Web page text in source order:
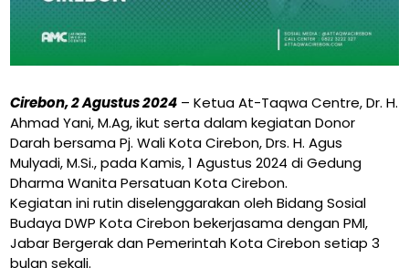
Cirebon, 2 Agustus 2024 – Ketua At-Taqwa Centre, Dr. H.
Ahmad Yani, M.Ag, ikut serta dalam kegiatan Donor
Darah bersama Pj. Wali Kota Cirebon, Drs. H. Agus
Mulyadi, M.Si., pada Kamis, 1 Agustus 2024 di Gedung
Dharma Wanita Persatuan Kota Cirebon.
Kegiatan ini rutin diselenggarakan oleh Bidang Sosial
Budaya DWP Kota Cirebon bekerjasama dengan PMI,
Jabar Bergerak dan Pemerintah Kota Cirebon setiap 3
bulan sekali.